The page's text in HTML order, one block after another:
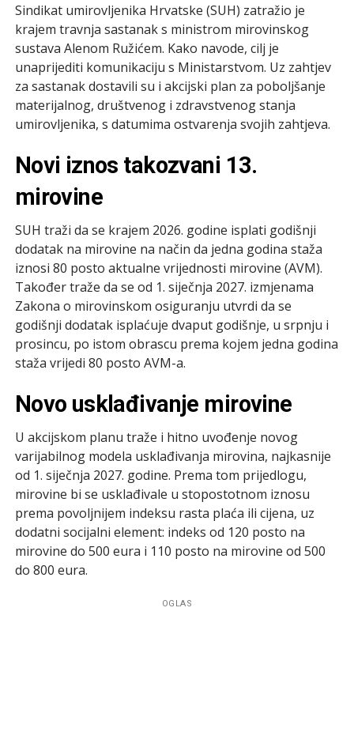
Sindikat umirovljenika Hrvatske (SUH) zatražio je
krajem travnja sastanak s ministrom mirovinskog
sustava Alenom Ružićem. Kako navode, cilj je
unaprijediti komunikaciju s Ministarstvom. Uz zahtjev
za sastanak dostavili su i akcijski plan za poboljšanje
materijalnog, društvenog i zdravstvenog stanja
umirovljenika, s datumima ostvarenja svojih zahtjeva.
Novi iznos takozvani 13.
mirovine
SUH traži da se krajem 2026. godine isplati godišnji
dodatak na mirovine na način da jedna godina staža
iznosi 80 posto aktualne vrijednosti mirovine (AVM).
Također traže da se od 1. siječnja 2027. izmjenama
Zakona o mirovinskom osiguranju utvrdi da se
godišnji dodatak isplaćuje dvaput godišnje, u srpnju i
prosincu, po istom obrascu prema kojem jedna godina
staža vrijedi 80 posto AVM-a.
Novo usklađivanje mirovine
U akcijskom planu traže i hitno uvođenje novog
varijabilnog modela usklađivanja mirovina, najkasnije
od 1. siječnja 2027. godine. Prema tom prijedlogu,
mirovine bi se usklađivale u stopostotnom iznosu
prema povoljnijem indeksu rasta plaća ili cijena, uz
dodatni socijalni element: indeks od 120 posto na
mirovine do 500 eura i 110 posto na mirovine od 500
do 800 eura.
OGLAS